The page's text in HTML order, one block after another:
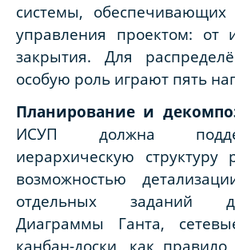
системы,
управления проектом: от
закрытия. Для
особую роль играют пять
Планирование и
ИСУП должна
иерархическую структуру
возможностью
отдельных заданий
Диаграммы Ганта,
канбан-доски, как